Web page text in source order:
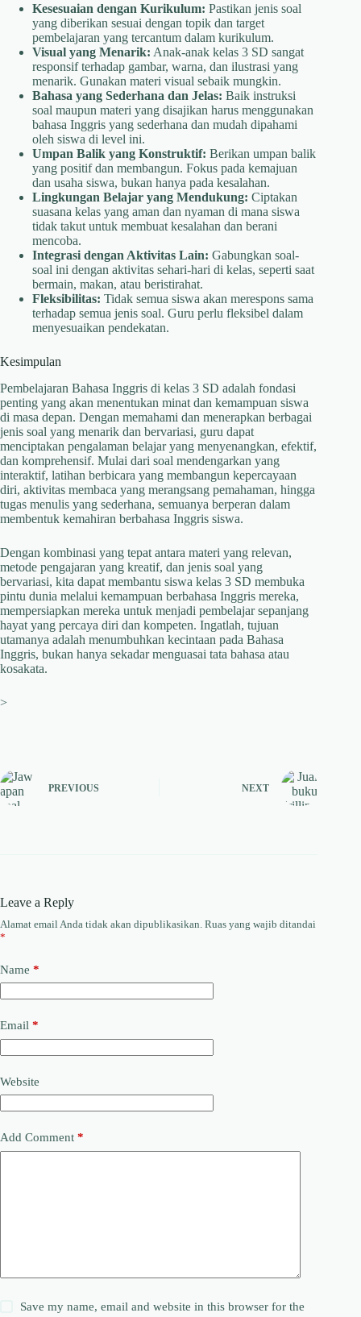
Kesesuaian dengan Kurikulum: Pastikan jenis soal
yang diberikan sesuai dengan topik dan target
pembelajaran yang tercantum dalam kurikulum.
Visual yang Menarik: Anak-anak kelas 3 SD sangat
responsif terhadap gambar, warna, dan ilustrasi yang
menarik. Gunakan materi visual sebaik mungkin.
Bahasa yang Sederhana dan Jelas: Baik instruksi
soal maupun materi yang disajikan harus menggunakan
bahasa Inggris yang sederhana dan mudah dipahami
oleh siswa di level ini.
Umpan Balik yang Konstruktif: Berikan umpan balik
yang positif dan membangun. Fokus pada kemajuan
dan usaha siswa, bukan hanya pada kesalahan.
Lingkungan Belajar yang Mendukung: Ciptakan
suasana kelas yang aman dan nyaman di mana siswa
tidak takut untuk membuat kesalahan dan berani
mencoba.
Integrasi dengan Aktivitas Lain: Gabungkan soal-
soal ini dengan aktivitas sehari-hari di kelas, seperti saat
bermain, makan, atau beristirahat.
Fleksibilitas: Tidak semua siswa akan merespons sama
terhadap semua jenis soal. Guru perlu fleksibel dalam
menyesuaikan pendekatan.
Kesimpulan
Pembelajaran Bahasa Inggris di kelas 3 SD adalah fondasi
penting yang akan menentukan minat dan kemampuan siswa
di masa depan. Dengan memahami dan menerapkan berbagai
jenis soal yang menarik dan bervariasi, guru dapat
menciptakan pengalaman belajar yang menyenangkan, efektif,
dan komprehensif. Mulai dari soal mendengarkan yang
interaktif, latihan berbicara yang membangun kepercayaan
diri, aktivitas membaca yang merangsang pemahaman, hingga
tugas menulis yang sederhana, semuanya berperan dalam
membentuk kemahiran berbahasa Inggris siswa.
Dengan kombinasi yang tepat antara materi yang relevan,
metode pengajaran yang kreatif, dan jenis soal yang
bervariasi, kita dapat membantu siswa kelas 3 SD membuka
pintu dunia melalui kemampuan berbahasa Inggris mereka,
mempersiapkan mereka untuk menjadi pembelajar sepanjang
hayat yang percaya diri dan kompeten. Ingatlah, tujuan
utamanya adalah menumbuhkan kecintaan pada Bahasa
Inggris, bukan hanya sekadar menguasai tata bahasa atau
kosakata.
>
PREVIOUS NEXT
Leave a Reply
Alamat email Anda tidak akan dipublikasikan. Ruas yang wajib ditandai
*
Name *
Email *
Website
Add Comment *
Save my name, email and website in this browser for the